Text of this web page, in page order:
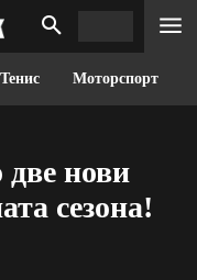
Тенис Моторспорт
нови
сезона!